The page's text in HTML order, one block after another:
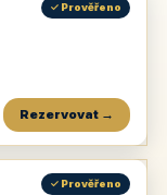
✓ Prověřeno
Rezervovat →
✓ Prověřeno